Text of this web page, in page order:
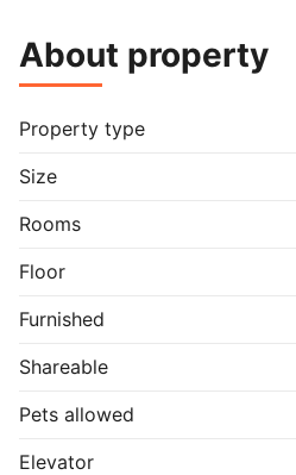
moderne badeværelse.
to dejlige store stuer, samt
Til lejligheden hører et aflåst
mulighed for parkering.
Informationer:
- 3 værelser
- Fælles gårdhave
- Fælles tørrerum i kælder
- Fælles cykelskur i gårdhaven
ejendommen
About property
Property type
Size
Rooms
Floor
Furnished
Shareable
Pets allowed
Elevator